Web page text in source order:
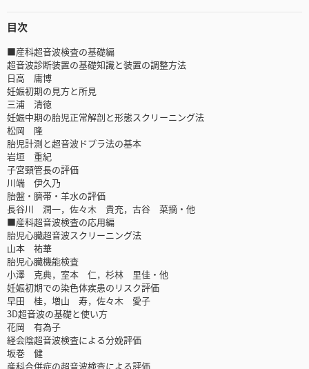
目次
■産科超音波検査の基礎編
超音波診断装置の基礎知識と装置の調整方法
日高 庸博
妊娠初期の見方と所見
三浦 清徳
妊娠中期の胎児正常解剖と形態スクリーニング法
松岡 隆
胎児計測と超音波ドプラ法の基本
岩垣 重紀
子宮頸管長の評価
川端 伊久乃
胎盤・臍帯・羊水の評価
長谷川 潤一，佐々木 貴充，古谷 菜摘・他
■産科超音波検査の応用編
胎児心臓超音波スクリーニング法
山本 祐華
胎児心臓機能検査
小澤 克典，室本 仁，杉林 里佳・他
妊娠初期での染色体疾患のリスク評価
早田 桂，増山 寿，佐々木 愛子
3D超音波の基礎と使い方
花岡 有為子
経会陰超音波検査による分娩評価
坂巻 健
産科合併症の超音波検査による評価